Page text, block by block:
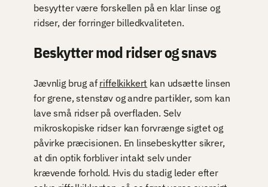
besyytter være forskellen på en klar linse og
ridser, der forringer billedkvaliteten.
Beskytter mod ridser og snavs
Jævnlig brug afriffelkikkert kan udsætte linsen
for grene, stenstøv og andre partikler, som kan
lave små ridser på overfladen. Selv
mikroskopiske ridser kan forvrænge sigtet og
påvirke præcisionen. En linsebeskytter sikrer,
at din optik forbliver intakt selv under
krævende forhold. Hvis du stadig leder efter